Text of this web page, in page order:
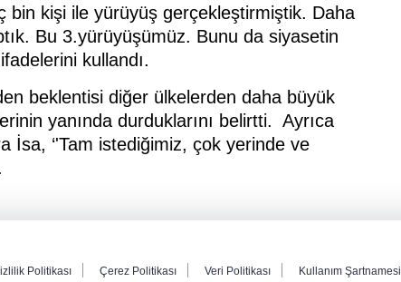
bin kişi ile yürüyüş gerçekleştirmiştik. Daha
Bu 3.yürüyüşümüz. Bunu da siyasetin
kullandı.
beklentisi diğer ülkelerden daha büyük
yanında durduklarını belirtti. Ayrıca
İsa, ‘'Tam istediğimiz, çok yerinde ve
Politikası Çerez Politikası Veri Politikası Kullanım Şartnamesi